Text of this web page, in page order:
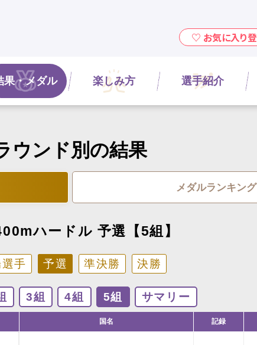
果・メダル 楽しみ方 選手紹介
ウンド別の結果
メダルランキング
ハードル 予選【5組】
手 予選 準決勝 決勝
3組 4組 5組 サマリー
国名 記録